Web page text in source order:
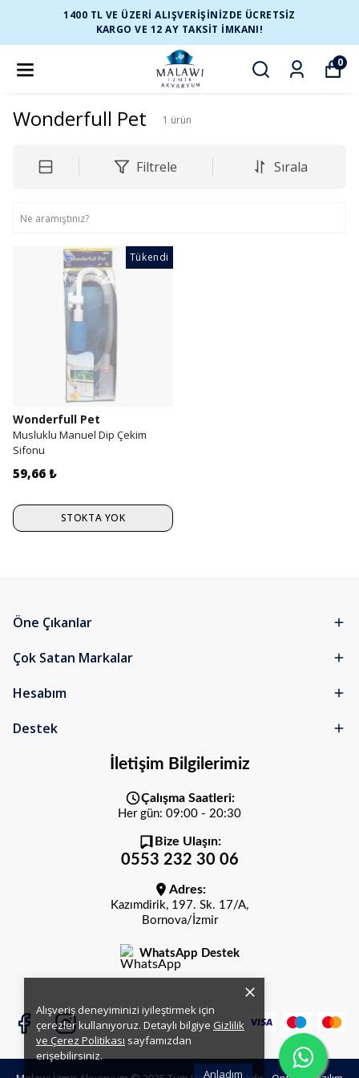
1400 TL VE ÜZERİ ALIŞVERİŞİNİZDE ÜCRETSİZ
KARGO VE 12 AY TAKSİT İMKANI!
0
Alışveriş deneyiminizi iyileştirmek için
çerezler kullanıyoruz. Detaylı bilgiye Gizlilik
ve Çerez Politikası sayfamızdan
erişebilirsiniz.
Anladım
Wonderfull Pet 1 ürün
Filtrele Sırala
Tükendi
Wonderfull Pet
Musluklu Manuel Dip Çekim
Sifonu
59,66 ₺
STOKTA YOK
Öne Çıkanlar
Çok Satan Markalar
Hesabım
Destek
İletişim Bilgilerimiz
Çalışma Saatleri:
Her gün: 09:00 - 20:30
Bize Ulaşın:
0553 232 30 06
Adres:
Kazımdirik, 197. Sk. 17/A,
Bornova/İzmir
WhatsApp Destek